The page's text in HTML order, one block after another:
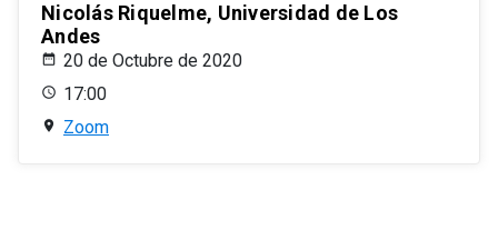
Nicolás Riquelme, Universidad de Los
Andes
20 de Octubre de 2020
17:00
Zoom